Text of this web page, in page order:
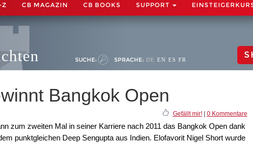
Z CB MAGAZIN CB BOOKS SUPPORT
SUCHE: SPRACHE: DE EN ES FR
Bangkok Open
Gefällt mir!| 0 Kommentare
zum zweiten Mal in seiner Karriere nach 2011 das Bangkok Open dank
punktgleichen Deep Sengupta aus Indien. Elofavorit Nigel Short wurde